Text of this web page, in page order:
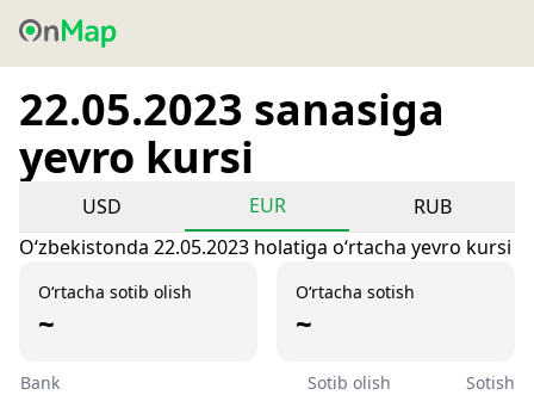
22.05.2023 sanasiga
yevro kursi
USD EUR
RUB
Oʻzbekistonda 22.05.2023 holatiga oʻrtacha yevro kursi
O‘rtacha sotib olish
~
O‘rtacha sotish
~
Bank Sotib olish
Sotish